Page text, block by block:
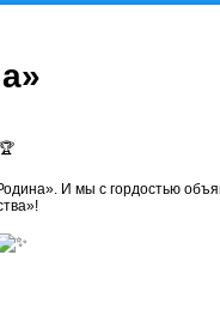
И мы с гордостью